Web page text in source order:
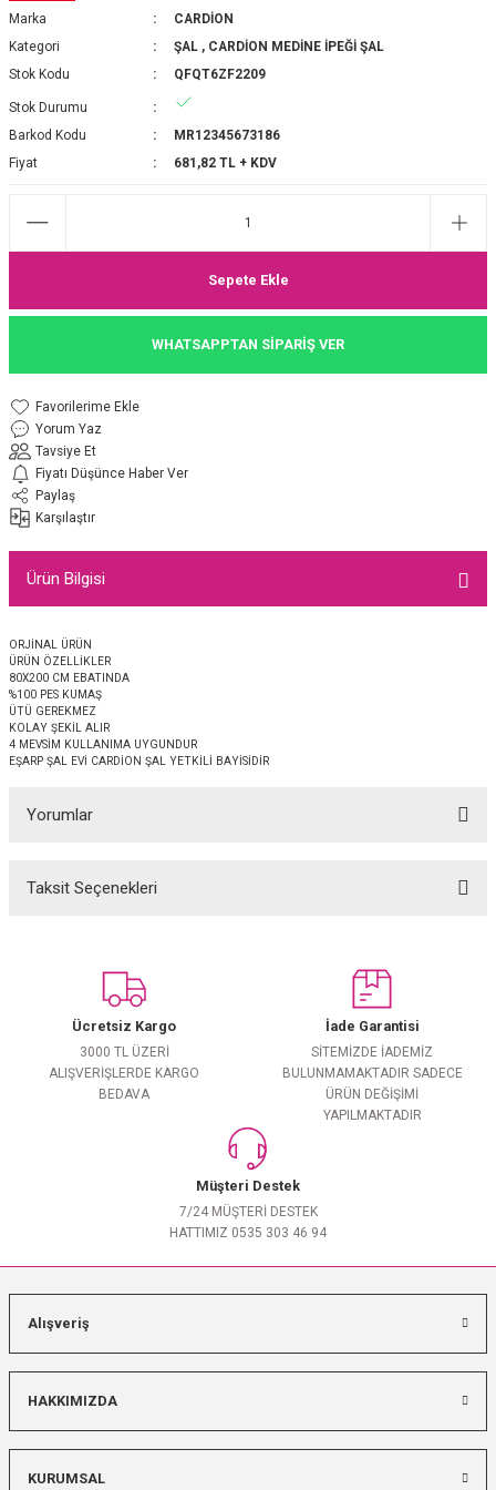
2025-2026 SONBAHAR KIŞ
JAKAR EŞARP
PAMUK EŞARP
İPEK EŞARP
EŞARP
ŞAL
MEDİNE İPEĞİ ŞAL
ŞAL
İpek Koton Şal
Marka
CARDİON
Kategori
ŞAL , CARDİON MEDİNE İPEĞİ ŞAL
Stok Kodu
QFQT6ZF2209
Stok Durumu
Barkod Kodu
MR12345673186
Fiyat
681,82 TL + KDV
Sepete Ekle
WHATSAPPTAN SİPARİŞ VER
Yorum Yaz
Tavsiye Et
Fiyatı Düşünce Haber Ver
Paylaş
Karşılaştır
Ürün Bilgisi
ORJİNAL ÜRÜN
ÜRÜN ÖZELLİKLER
80X200 CM EBATINDA
%100 PES KUMAŞ
ÜTÜ GEREKMEZ
KOLAY ŞEKİL ALIR
4 MEVSİM KULLANIMA UYGUNDUR
EŞARP ŞAL EVİ CARDİON ŞAL YETKİLİ BAYİSİDİR
Yorumlar
Taksit Seçenekleri
Ücretsiz Kargo
3000 TL ÜZERİ
ALIŞVERİŞLERDE KARGO
BEDAVA
İade Garantisi
SİTEMİZDE İADEMİZ
BULUNMAMAKTADIR SADECE
ÜRÜN DEĞİŞİMİ
YAPILMAKTADIR
Müşteri Destek
7/24 MÜŞTERİ DESTEK
HATTIMIZ 0535 303 46 94
Alışveriş
HAKKIMIZDA
KURUMSAL